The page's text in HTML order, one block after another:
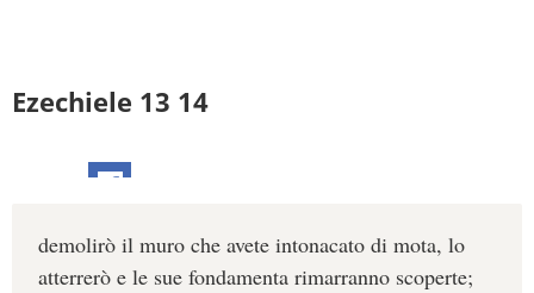
Ezechiele 13 14
demolirò il muro che avete intonacato di mota, lo
atterrerò e le sue fondamenta rimarranno scoperte;